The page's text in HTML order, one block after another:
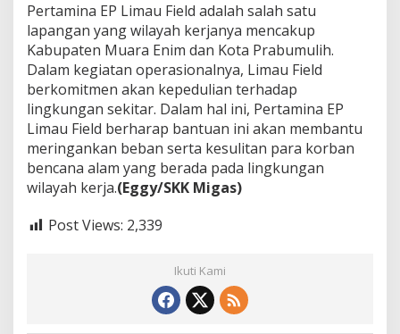
Pertamina EP Limau Field adalah salah satu
lapangan yang wilayah kerjanya mencakup
Kabupaten Muara Enim dan Kota Prabumulih.
Dalam kegiatan operasionalnya, Limau Field
berkomitmen akan kepedulian terhadap
lingkungan sekitar. Dalam hal ini, Pertamina EP
Limau Field berharap bantuan ini akan membantu
meringankan beban serta kesulitan para korban
bencana alam yang berada pada lingkungan
wilayah kerja.(Eggy/SKK Migas)
Post Views: 2,339
Ikuti Kami